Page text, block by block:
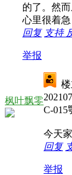
的了。然
心里很着急
回复 支持
举报
枫叶飘零
C-015
今天
回复
举报